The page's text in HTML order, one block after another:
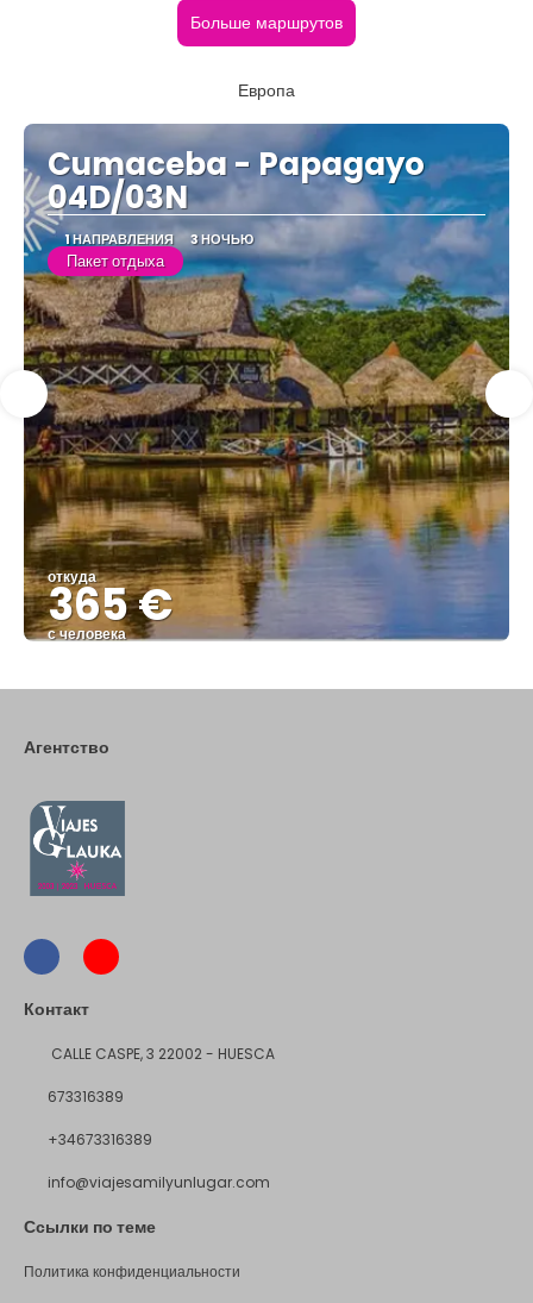
Больше маршрутов
Европа
Cumaceba - Papagayo
04D/03N
1 НАПРАВЛЕНИЯ 3 НОЧЬЮ
Пакет отдыха
откуда
365 €
с человека
Агентство
Контакт
CALLE CASPE, 3 22002 - HUESCA
673316389
+34673316389
info@viajesamilyunlugar.com
Ссылки по теме
Политика конфиденциальности